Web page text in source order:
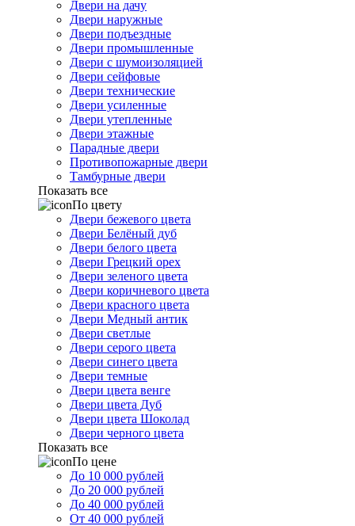
Двери на дачу
Двери наружные
Двери подъездные
Двери промышленные
Двери с шумоизоляцией
Двери сейфовые
Двери технические
Двери усиленные
Двери утепленные
Двери этажные
Парадные двери
Противопожарные двери
Тамбурные двери
Показать все
По цвету
Двери бежевого цвета
Двери Белёный дуб
Двери белого цвета
Двери Грецкий орех
Двери зеленого цвета
Двери коричневого цвета
Двери красного цвета
Двери Медный антик
Двери светлые
Двери серого цвета
Двери синего цвета
Двери темные
Двери цвета венге
Двери цвета Дуб
Двери цвета Шоколад
Двери черного цвета
Показать все
По цене
До 10 000 рублей
До 20 000 рублей
До 40 000 рублей
От 40 000 рублей